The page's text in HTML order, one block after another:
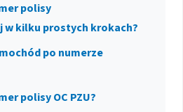
polisy
w kilku prostych krokach?
po numerze
polisy OC PZU?